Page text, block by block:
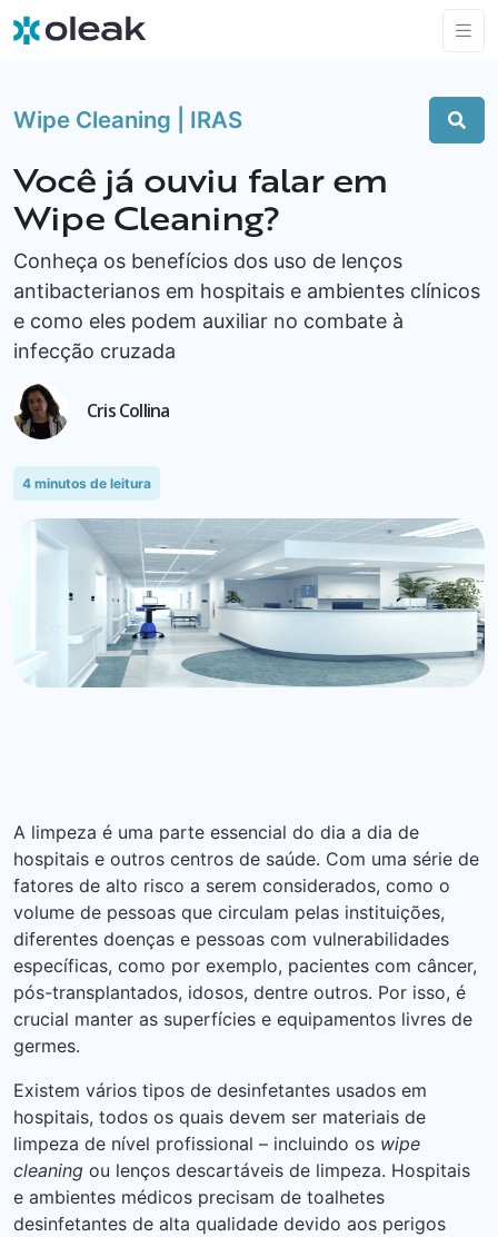
Wipe Cleaning | IRAS
Você já ouviu falar em
Wipe Cleaning?
Conheça os benefícios dos uso de lenços
antibacterianos em hospitais e ambientes clínicos
e como eles podem auxiliar no combate à
infecção cruzada
Cris Collina
4 minutos de leitura
A limpeza é uma parte essencial do dia a dia de
hospitais e outros centros de saúde. Com uma série de
fatores de alto risco a serem considerados, como o
volume de pessoas que circulam pelas instituições,
diferentes doenças e pessoas com vulnerabilidades
específicas, como por exemplo, pacientes com câncer,
pós-transplantados, idosos, dentre outros. Por isso, é
crucial manter as superfícies e equipamentos livres de
germes.
Existem vários tipos de desinfetantes usados ​​em
hospitais, todos os quais devem ser materiais de
limpeza de nível profissional – incluindo os wipe
cleaning ou lenços descartáveis de limpeza. Hospitais
e ambientes médicos precisam de toalhetes
desinfetantes de alta qualidade devido aos perigos